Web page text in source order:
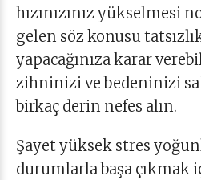
hızınızınız yükselmesi
gelen söz konusu
yapacağınıza karar
zihninizi ve bedeninizi
birkaç derin nefes alın.
Şayet yüksek stres
durumlarla başa çıkmak